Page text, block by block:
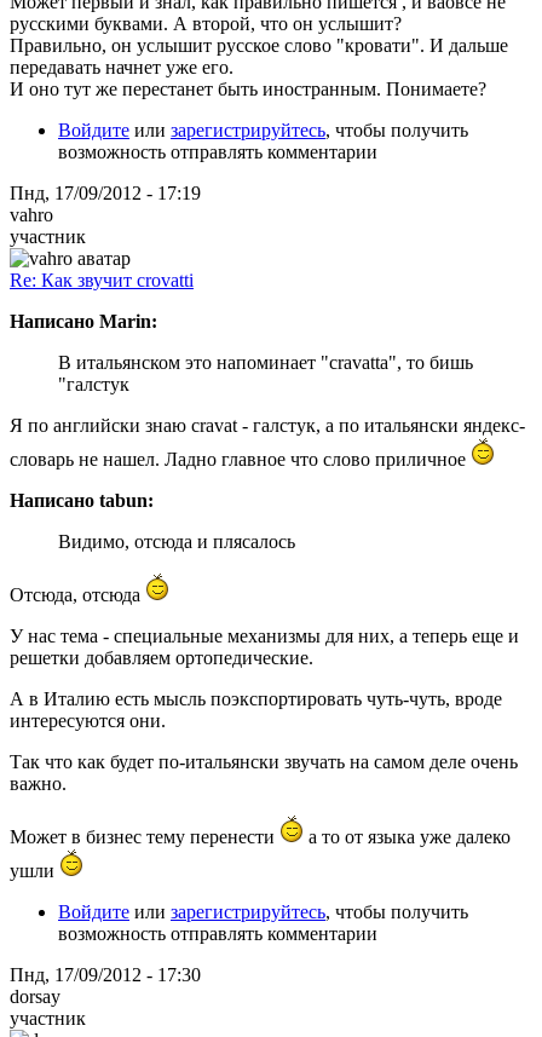
русскими буквами. А второй, что он услышит?
Правильно, он услышит русское слово "кровати". И дальше
передавать начнет уже его.
И оно тут же перестанет быть иностранным. Понимаете?
Войдите или зарегистрируйтесь, чтобы получить
возможность отправлять комментарии
Пнд, 17/09/2012 - 17:19
vahro
участник
Re: Как звучит crovatti
Написано Marin:
В итальянском это напоминает "cravatta", то бишь
"галстук
Я по английски знаю cravat - галстук, а по итальянски яндекс-
словарь не нашел. Ладно главное что слово приличное
Написано tabun:
Видимо, отсюда и плясалось
Отсюда, отсюда
У нас тема - специальные механизмы для них, а теперь еще и
решетки добавляем ортопедические.
А в Италию есть мысль поэкспортировать чуть-чуть, вроде
интересуются они.
Так что как будет по-итальянски звучать на самом деле очень
важно.
Может в бизнес тему перенести
а то от языка уже далеко
ушли
Войдите или зарегистрируйтесь, чтобы получить
возможность отправлять комментарии
Пнд, 17/09/2012 - 17:30
dorsay
участник